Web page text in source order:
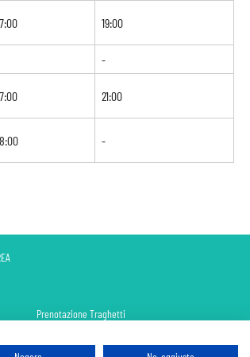
19:00
-
21:00
-
Prenotazione Traghetti